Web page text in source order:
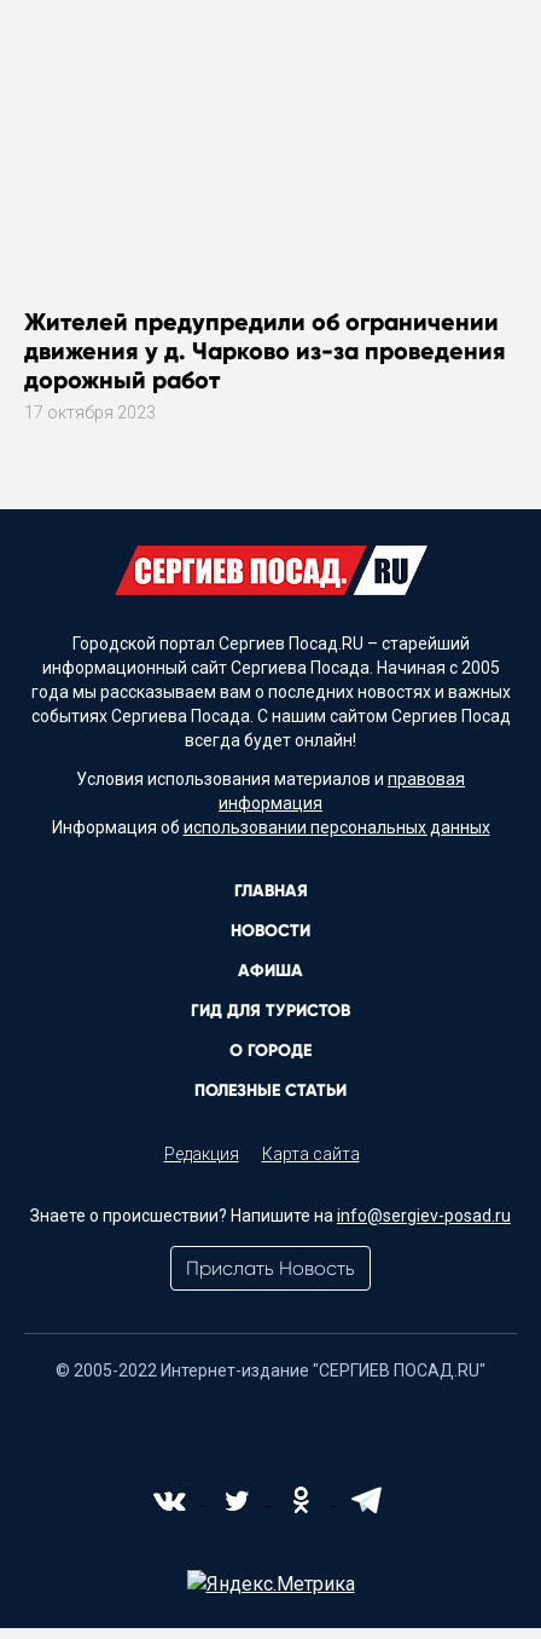
Жителей предупредили об ограничении
движения у д. Чарково из-за проведения
дорожный работ
17 октября 2023
Городской портал Сергиев Посад.RU – старейший
информационный сайт Сергиева Посада. Начиная с 2005
года мы рассказываем вам о последних новостях и важных
событиях Сергиева Посада. С нашим сайтом Сергиев Посад
всегда будет онлайн!
Условия использования материалов и правовая
информация
Информация об использовании персональных данных
ГЛАВНАЯ
НОВОСТИ
АФИША
ГИД ДЛЯ ТУРИСТОВ
О ГОРОДЕ
ПОЛЕЗНЫЕ СТАТЬИ
Редакция Карта сайта
Знаете о происшествии? Напишите на info@sergiev-posad.ru
Прислать Новость
© 2005-2022 Интернет-издание "СЕРГИЕВ ПОСАД.RU"